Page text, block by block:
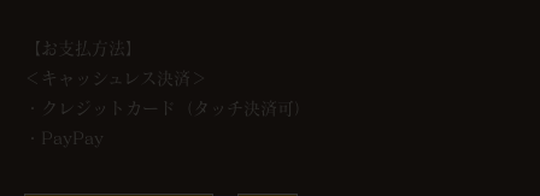
【お支払方法】
＜キャッシュレス決済＞
・クレジットカード（タッチ決済可）
・PayPay